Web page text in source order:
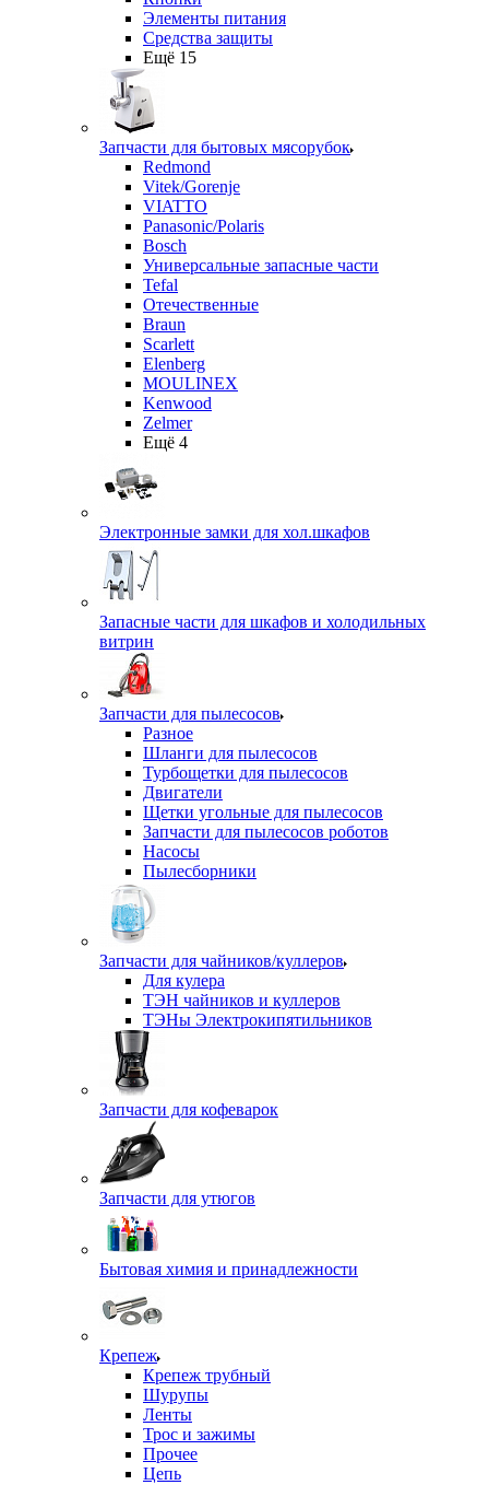
Элементы питания
Средства защиты
Ещё 15
Запчасти для бытовых мясорубок
Redmond
Vitek/Gorenje
VIATTO
Panasonic/Polaris
Bosch
Универсальные запасные части
Tefal
Отечественные
Braun
Scarlett
Elenberg
MOULINEX
Kenwood
Zelmer
Ещё 4
Электронные замки для хол.шкафов
Запасные части для шкафов и холодильных
витрин
Запчасти для пылесосов
Разное
Шланги для пылесосов
Турбощетки для пылесосов
Двигатели
Щетки угольные для пылесосов
Запчасти для пылесосов роботов
Насосы
Пылесборники
Запчасти для чайников/куллеров
Для кулера
ТЭН чайников и куллеров
ТЭНы Электрокипятильников
Запчасти для кофеварок
Запчасти для утюгов
Бытовая химия и принадлежности
Крепеж
Крепеж трубный
Шурупы
Ленты
Трос и зажимы
Прочее
Цепь